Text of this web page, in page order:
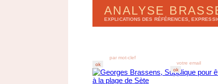
ANALYSE
EXPLICATIONS DES RÉFÉRENCES,